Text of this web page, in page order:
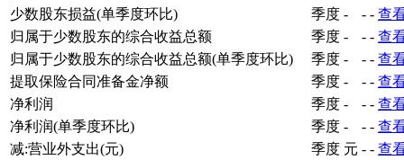
少数股东损益(单季度环比)
季度 - - - 查
归属于少数股东的综合收益总额
季度 - - - 查
归属于少数股东的综合收益总额(单季度环比)
季度 - - - 查
提取保险合同准备金净额
季度 - - - 查
净利润
季度 - - - 查
净利润(单季度环比)
季度 - - - 查
减:营业外支出(元)
季度 元 - - 查